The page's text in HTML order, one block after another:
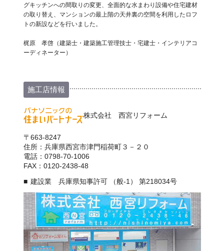
グキッチンへの間取りの変更、全面的な水まわり設備や住宅建材
の取り替え、マンションの最上階の天井裏の空間を利用したロフ
トの新設などを行いました。
梶原 孝啓（建築士・建築施工管理技士・宅建士・インテリアコ
ーディネーター）
施工店情報
株式会社 西宮リフォーム
〒663-8247
住所：兵庫県西宮市津門稲荷町３－２０
電話：0798-70-1006
FAX：0120-2438-48
建設業 兵庫県知事許可 （般-1） 第218034号